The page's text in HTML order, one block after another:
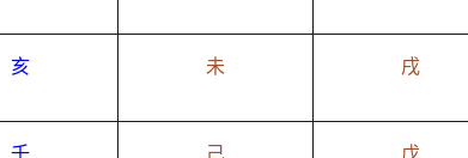
亥 未 戌